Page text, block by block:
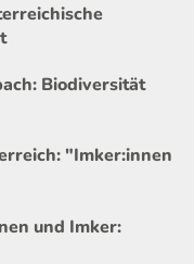
Biodiversität
"Imker:innen
und Imker: